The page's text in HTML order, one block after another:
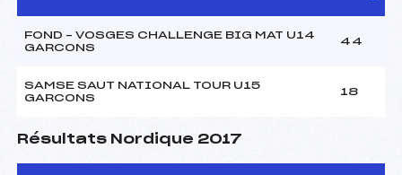
FOND – VOSGES CHALLENGE BIG MAT U14
GARCONS
44
SAMSE SAUT NATIONAL TOUR U15
GARCONS
18
Résultats Nordique 2017